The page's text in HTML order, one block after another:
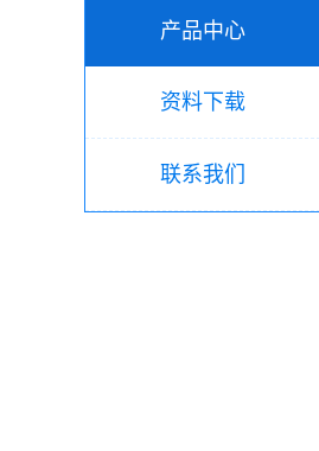
产品中心
资料下载
联系我们